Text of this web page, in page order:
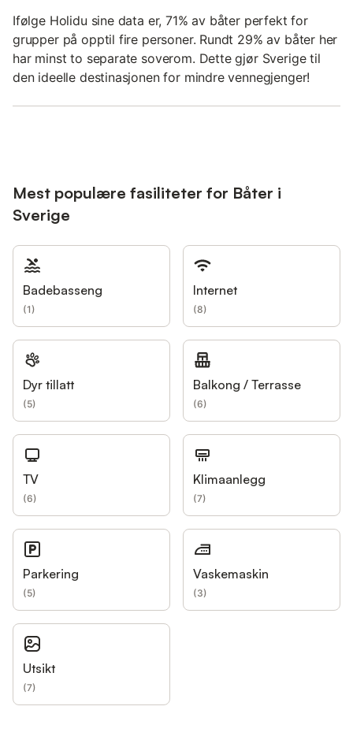
Ifølge Holidu sine data er, 71% av båter perfekt for
grupper på opptil fire personer. Rundt 29% av båter her
har minst to separate soverom. Dette gjør Sverige til
den ideelle destinasjonen for mindre vennegjenger!
Mest populære fasiliteter for Båter i
Sverige
Badebasseng
(1)
Internet
(8)
Dyr tillatt
(5)
Balkong / Terrasse
(6)
TV
(6)
Klimaanlegg
(7)
Parkering
(5)
Vaskemaskin
(3)
Utsikt
(7)